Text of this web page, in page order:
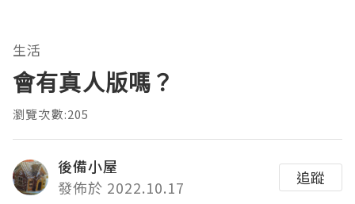
生活
會有真人版嗎？
瀏覽次數:205
後備小屋
發佈於 2022.10.17
追蹤